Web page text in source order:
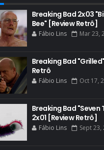
Breaking Bad 2x03
Bee" [Review Retrô]
Fábio Lins Mar 23,
Breaking Bad
Retrô
Fábio Lins Oct 17,
Breaking Bad "Seven
2x01 [Review Retrô]
Fábio Lins Sept 23,